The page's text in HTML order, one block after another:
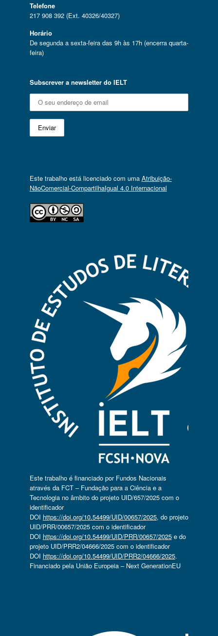
Telefone
217 908 392 (Ext. 40326/40327)
Horário
De segunda a sexta-feira das 9h às 17h (encerra quarta-
feira)
Subscrever a newsletter do IELT
Este trabalho está licenciado com uma Atribuição-
NãoComercial-CompartilhaIgual 4.0 Internacional
Este trabalho é financiado por Fundos Nacionais
através da FCT – Fundação para a Ciência e a
Tecnologia no âmbito do projeto UID/657/2025 com o
identificador
DOI https://doi.org/10.54499/UID/00657/2025, do projeto
UID/PRR/00657/2025 com o identificador
DOI https://doi.org/10.54499/UID/PRR/00657/2025e do
projeto UID/PRR2/04666/2025 com o identificador
DOI https://doi.org/10.54499/UID/PRR2/04666/2025.
Financiado pela União Europeia – Next GenerationEU